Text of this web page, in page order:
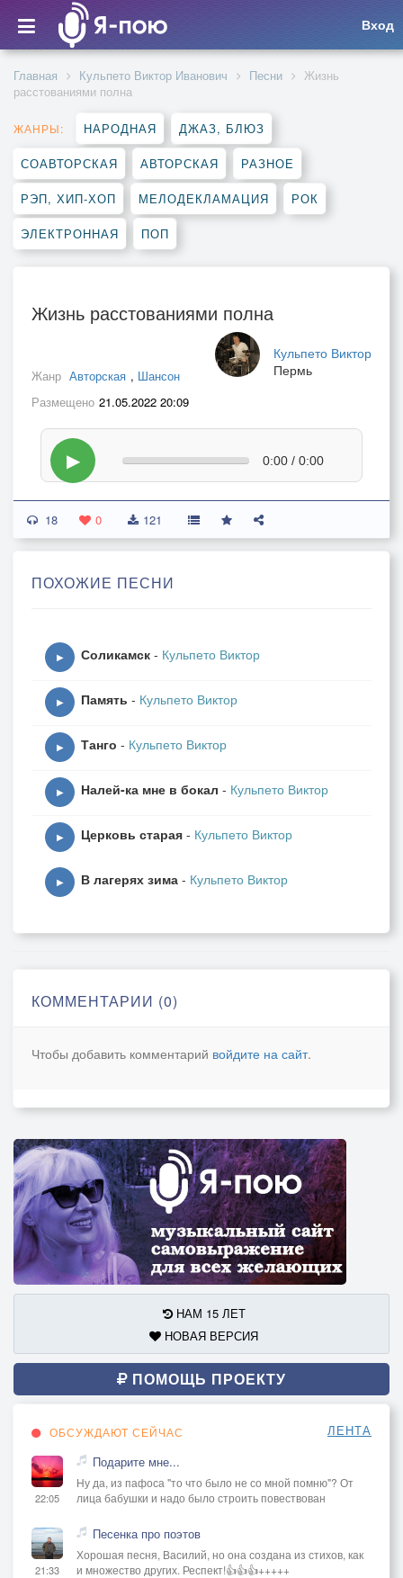
Вход
Главная Кульпето Виктор Иванович Песни
Жизнь
расстованиями полна
ЖАНРЫ: НАРОДНАЯ ДЖАЗ, БЛЮЗ
СОАВТОРСКАЯ АВТОРСКАЯ РАЗНОЕ
РЭП, ХИП-ХОП МЕЛОДЕКЛАМАЦИЯ РОК
ЭЛЕКТРОННАЯ ПОП
Жизнь расстованиями полна
Кульпето Виктор
Пермь
Жанр Авторская , Шансон
Размещено 21.05.2022 20:09
▶ 0:00 / 0:00
18 0 121
ПОХОЖИЕ ПЕСНИ
▶ Соликамск - Кульпето Виктор
▶ Память - Кульпето Виктор
▶ Танго - Кульпето Виктор
▶ Налей-ка мне в бокал - Кульпето Виктор
▶ Церковь старая - Кульпето Виктор
▶ В лагерях зима - Кульпето Виктор
КОММЕНТАРИИ (0)
Чтобы добавить комментарий войдите на сайт.
НАМ 15 ЛЕТ
НОВАЯ ВЕРСИЯ
ПОМОЩЬ ПРОЕКТУ
ОБСУЖДАЮТ СЕЙЧАС ЛЕНТА
22:05
Подарите мне...
Ну да, из пафоса "то что было не со мной помню"? От
лица бабушки и надо было строить повествован
21:33
Песенка про поэтов
Хорошая песня, Василий, но она создана из стихов, как
и множество других. Респект!👍👍👍+++++